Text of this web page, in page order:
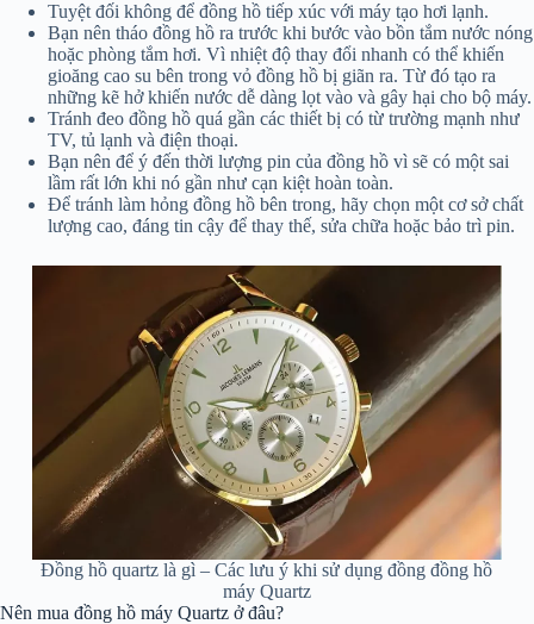
Tuyệt đối không để đồng hồ tiếp xúc với máy tạo hơi lạnh.
Bạn nên tháo đồng hồ ra trước khi bước vào bồn tắm nước nóng
hoặc phòng tắm hơi. Vì nhiệt độ thay đổi nhanh có thể khiến
gioăng cao su bên trong vỏ đồng hồ bị giãn ra. Từ đó tạo ra
những kẽ hở khiến nước dễ dàng lọt vào và gây hại cho bộ máy.
Tránh đeo đồng hồ quá gần các thiết bị có từ trường mạnh như
TV, tủ lạnh và điện thoại.
Bạn nên để ý đến thời lượng pin của đồng hồ vì sẽ có một sai
lầm rất lớn khi nó gần như cạn kiệt hoàn toàn.
Để tránh làm hỏng đồng hồ bên trong, hãy chọn một cơ sở chất
lượng cao, đáng tin cậy để thay thế, sửa chữa hoặc bảo trì pin.
Đồng hồ quartz là gì – Các lưu ý khi sử dụng đồng đồng hồ
máy Quartz
Nên mua đồng hồ máy Quartz ở đâu?